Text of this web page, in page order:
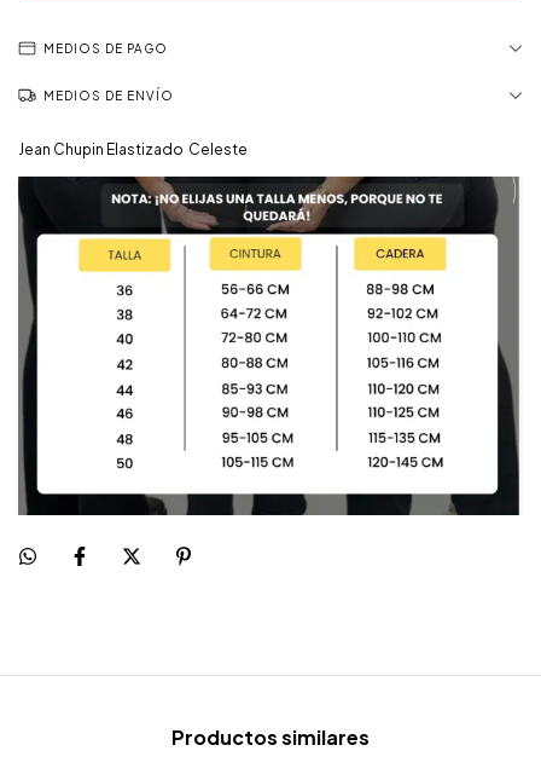
MEDIOS DE PAGO
MEDIOS DE ENVÍO
Jean Chupin Elastizado Celeste
Productos similares